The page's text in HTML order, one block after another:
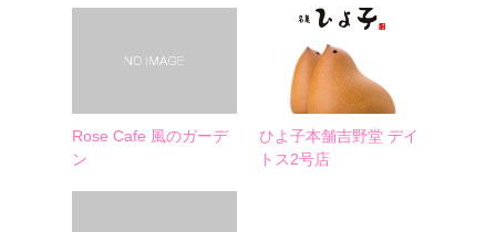
Rose Cafe 風のガーデ
ン
ひよ子本舗吉野堂 デイ
トス2号店